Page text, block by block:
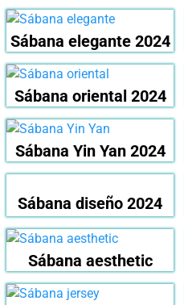
Sábana elegante 2024
Sábana oriental 2024
Sábana Yin Yan 2024
Sábana diseño 2024
Sábana aesthetic